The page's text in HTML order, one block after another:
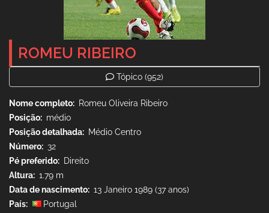
ROMEU RIBEIRO
Tópico (952)
Nome completo
Romeu Oliveira Ribeiro
Posição
médio
Posição detalhada
Médio Centro
Número
32
Pé preferido
Direito
Altura
1.79 m
Data de nascimento
13 Janeiro 1989 (37 anos)
País
Portugal